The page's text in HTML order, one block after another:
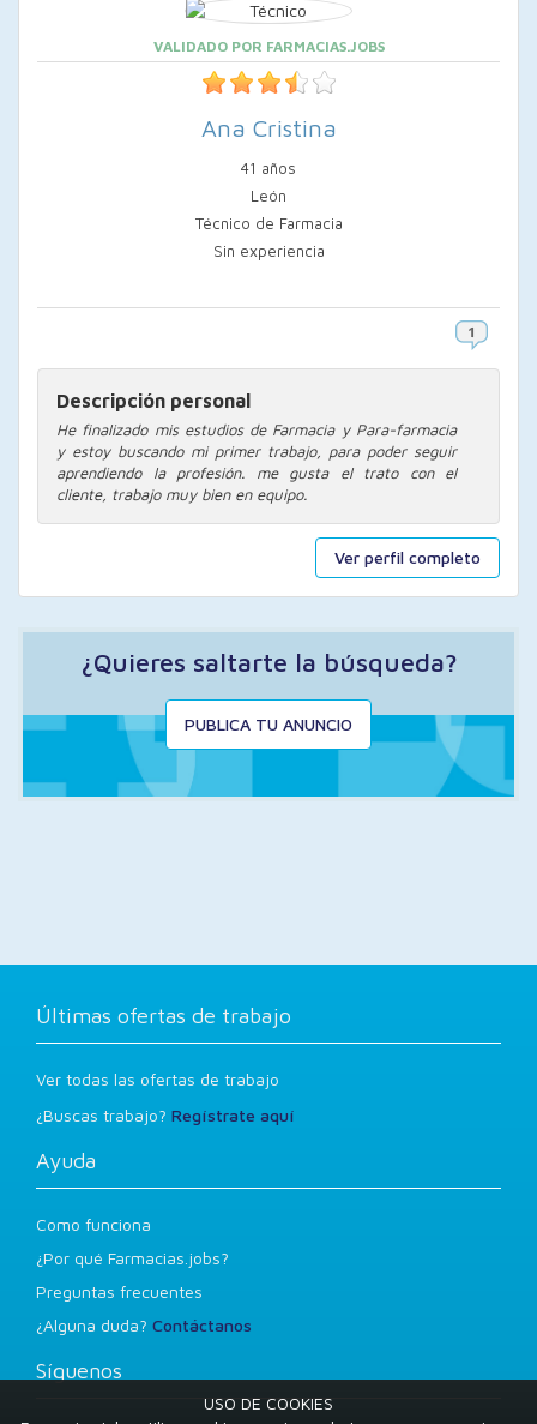
Ver perfil completo
VALIDADO POR FARMACIAS.JOBS
Ana Cristina
41 años
León
Técnico de Farmacia
Sin experiencia
Descripción personal
He finalizado mis estudios de Farmacia y Para-farmacia
y estoy buscando mi primer trabajo, para poder seguir
aprendiendo la profesión. me gusta el trato con el
cliente, trabajo muy bien en equipo.
¿Quieres saltarte la búsqueda?
PUBLICA TU ANUNCIO
Últimas ofertas de trabajo
Ver todas las ofertas de trabajo
¿Buscas trabajo? Regístrate aquí
Ayuda
Como funciona
¿Por qué Farmacias.jobs?
Preguntas frecuentes
¿Alguna duda? Contáctanos
Síguenos
USO DE COOKIES